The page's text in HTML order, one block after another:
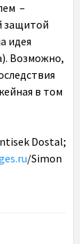
–
защитой
идея
Возможно,
в том
Dostal;
/Simon